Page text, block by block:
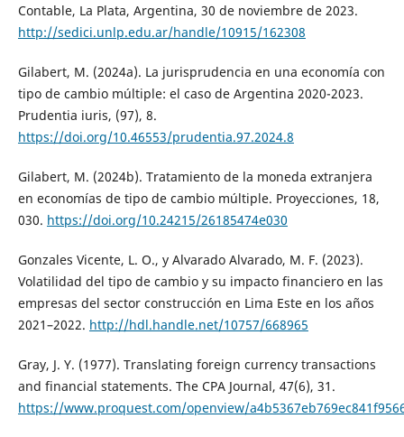
Contable, La Plata, Argentina, 30 de noviembre de 2023.
http://sedici.unlp.edu.ar/handle/10915/162308
Gilabert, M. (2024a). La jurisprudencia en una economía con
tipo de cambio múltiple: el caso de Argentina 2020-2023.
Prudentia iuris, (97), 8.
https://doi.org/10.46553/prudentia.97.2024.8
Gilabert, M. (2024b). Tratamiento de la moneda extranjera
en economías de tipo de cambio múltiple. Proyecciones, 18,
030. https://doi.org/10.24215/26185474e030
Gonzales Vicente, L. O., y Alvarado Alvarado, M. F. (2023).
Volatilidad del tipo de cambio y su impacto financiero en las
empresas del sector construcción en Lima Este en los años
2021–2022. http://hdl.handle.net/10757/668965
Gray, J. Y. (1977). Translating foreign currency transactions
and financial statements. The CPA Journal, 47(6), 31.
https://www.proquest.com/openview/